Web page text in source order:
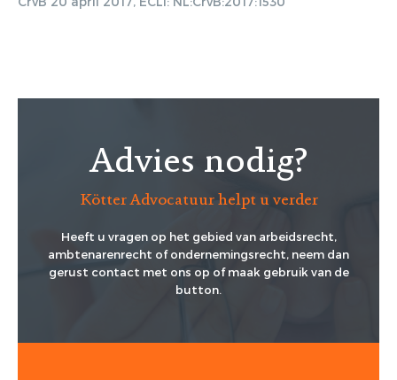
Advies nodig?
Kötter Advocatuur helpt u verder
Heeft u vragen op het gebied van arbeidsrecht,
ambtenarenrecht of ondernemingsrecht, neem dan
gerust contact met ons op of maak gebruik van de
button.